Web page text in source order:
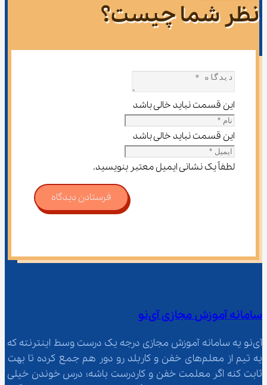
نظر شما چیست؟
این قسمت نباید خالی باشد
این قسمت نباید خالی باشد
لطفاً یک نشانی ایمیل معتبر بنویسید.
فرستادن دیدگاه
سامانه آموزش مجازی آی‌نو
آی‌نو یه سامانه آموزش مجازی درجه یک درست وسط اینترنته که
یه تیم از معلم‌‌های خفن و کاربلد رو دور هم جمع کرده تا بهت
ثابت کنه اگر معلمت خفن و کاردرست باشه؛ درس خوندن خیلی